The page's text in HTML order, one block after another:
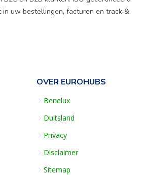
in uw bestellingen, facturen en track &
OVER EUROHUBS
Benelux
Duitsland
Privacy
Disclaimer
Sitemap